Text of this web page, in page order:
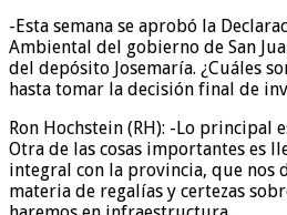
-Esta semana se aprobó la
Ambiental del gobierno de San
del depósito Josemaría. ¿Cuáles
hasta tomar la decisión final de
Ron Hochstein (RH): -Lo principal
Otra de las cosas importantes es
integral con la provincia, que nos
materia de regalías y certezas